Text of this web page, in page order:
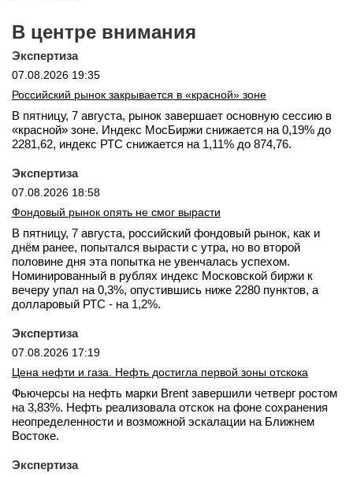
В центре внимания
Экспертиза
07.08.2026 19:35
Российский рынок закрывается в «красной» зоне
В пятницу, 7 августа, рынок завершает основную сессию в
«красной» зоне. Индекс МосБиржи снижается на 0,19% до
2281,62, индекс РТС снижается на 1,11% до 874,76.
Экспертиза
07.08.2026 18:58
Фондовый рынок опять не смог вырасти
В пятницу, 7 августа, российский фондовый рынок, как и
днём ранее, попытался вырасти с утра, но во второй
половине дня эта попытка не увенчалась успехом.
Номинированный в рублях индекс Московской биржи к
вечеру упал на 0,3%, опустившись ниже 2280 пунктов, а
долларовый РТС - на 1,2%.
Экспертиза
07.08.2026 17:19
Цена нефти и газа. Нефть достигла первой зоны отскока
Фьючерсы на нефть марки Brent завершили четверг ростом
на 3,83%. Нефть реализовала отскок на фоне сохранения
неопределенности и возможной эскалации на Ближнем
Востоке.
Экспертиза